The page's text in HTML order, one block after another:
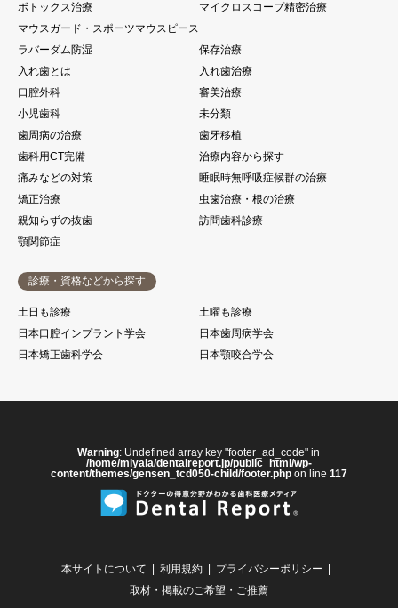
ボトックス治療
マイクロスコープ精密治療
マウスガード・スポーツマウスピース
ラバーダム防湿
保存治療
入れ歯とは
入れ歯治療
口腔外科
審美治療
小児歯科
未分類
歯周病の治療
歯牙移植
歯科用CT完備
治療内容から探す
痛みなどの対策
睡眠時無呼吸症候群の治療
矯正治療
虫歯治療・根の治療
親知らずの抜歯
訪問歯科診療
顎関節症
診療・資格などから探す
土日も診療
土曜も診療
日本口腔インプラント学会
日本歯周病学会
日本矯正歯科学会
日本顎咬合学会
Warning: Undefined array key "footer_ad_code" in
/home/miyala/dentalreport.jp/public_html/wp-
content/themes/gensen_tcd050-child/footer.php on line 117
本サイトについて 利用規約
プライバシーポリシー
取材・掲載のご希望・ご推薦